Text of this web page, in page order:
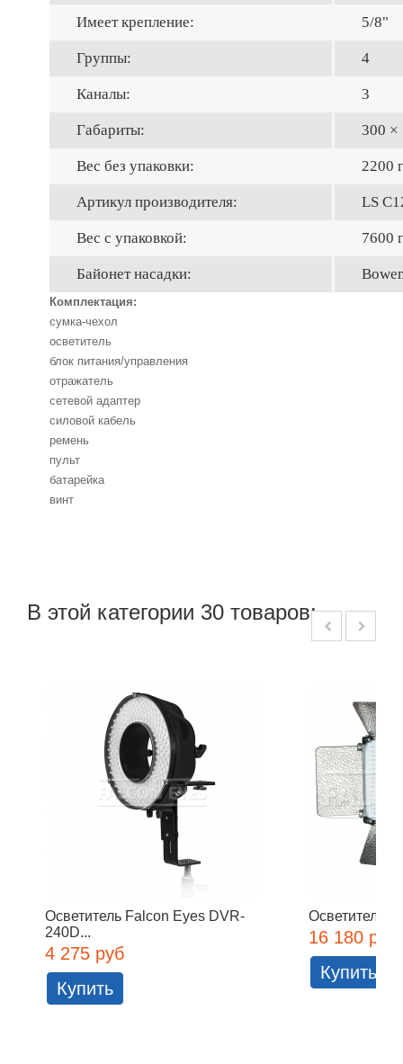
Имеет крепление: 5/8"
Группы: 4
Каналы: 3
Габариты: 300 ×
Вес без упаковки: 2200 г
Артикул производителя: LS
Вес с упаковкой: 7600 г
Байонет насадки:
Комплектация:
сумка-чехол
осветитель
блок питания/управления
отражатель
сетевой адаптер
силовой кабель
ремень
пульт
батарейка
винт
В этой категории 30 товаров:
Осветитель Falcon Eyes DVR-
240D...
4 275 руб
Купить
Осветитель
16 180 руб
Купить